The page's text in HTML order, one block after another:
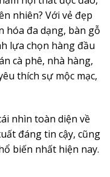
nhiên? Với vẻ đẹp
hóa đa dạng, bàn gỗ
lựa chọn hàng đầu
cà phê, nhà hàng,
thích sự mộc mạc,
nhìn toàn diện về
đáng tin cậy, cũng
biến nhất hiện nay.